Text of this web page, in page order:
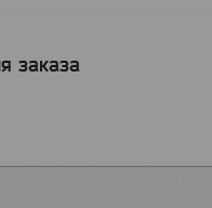
заказа